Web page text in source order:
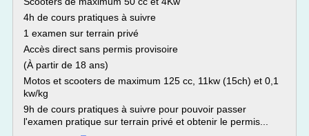
4h de cours pratiques à suivre
1 examen sur terrain privé
Accès direct sans permis provisoire
(À partir de 18 ans)
Motos et scooters de maximum 125 cc, 11kw (15ch) et 0,1
kw/kg
9h de cours pratiques à suivre pour pouvoir passer
l'examen pratique sur terrain privé et obtenir le permis...